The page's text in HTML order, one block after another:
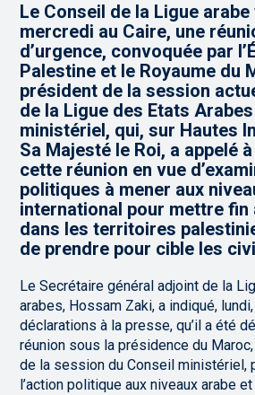
Le Conseil de la Ligue
mercredi au Caire, une
d’urgence, convoquée par
Palestine et le Royaume du
président de la session
de la Ligue des Etats
ministériel, qui, sur Hautes
Sa Majesté le Roi, a appelé
cette réunion en vue
politiques à mener aux
international pour mettre fin
dans les territoires
de prendre pour cible les
Le Secrétaire général adjoint de la
arabes, Hossam Zaki, a indiqué,
déclarations à la presse, qu’il a été
réunion sous la présidence du
de la session du Conseil ministériel,
l’action politique aux niveaux arabe